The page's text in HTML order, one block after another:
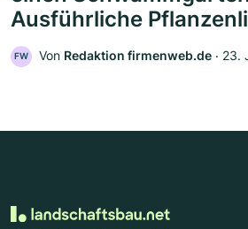
Ausführliche
FW Von Redaktion firmenweb.de ‧ 23.